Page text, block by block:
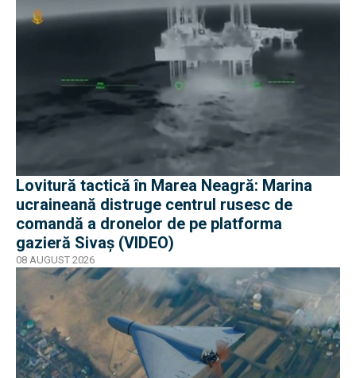
Lovitură tactică în Marea Neagră: Marina
ucraineană distruge centrul rusesc de
comandă a dronelor de pe platforma
gazieră Sivaș (VIDEO)
08 AUGUST 2026